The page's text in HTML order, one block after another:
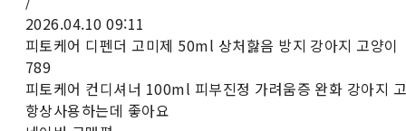
2026.04.10 09:11
피토케어 디펜더 고미제 50ml 상처핧음 방지 강아지 고양이
789
피토케어 컨디셔너 100ml 피부진정 가려움증 완화 강아지
항상사용하는데 좋아요